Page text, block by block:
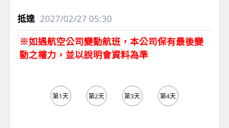
中華航空公司
CI064
2027/02/2611:00